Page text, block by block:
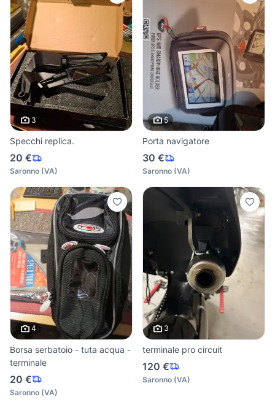
3
Specchi replica.
20 €
Saronno (VA)
5
Porta navigatore
30 €
Saronno (VA)
4
Borsa serbatoio - tuta acqua -
terminale
20 €
Saronno (VA)
3
terminale pro circuit
120 €
Saronno (VA)